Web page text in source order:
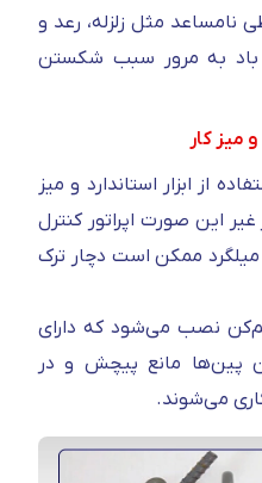
نامساعد مثل زلزله، رعد و
باد به مرور سبب شکستن
میز کار
از ابزار استاندارد و میز
این صورت اپراتور کنترل
ممکن است دچار ترک
نصب می‌شود که دارای
مانع پیچش و در
می‌شوند.